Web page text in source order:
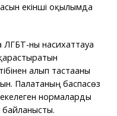
екінші оқылымда
ны насихаттауға
алып тастағаны
Палатаның баспасөз
нормаларды
байланысты.